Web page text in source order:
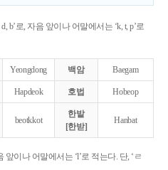
b’로, 자음 앞이나 어말에서는 ‘k, t, p’로
Yeongdong 백암 Baegam
Hapdeok 호법 Hobeop
beotkkot
한밭
[한받]
Hanbat
앞이나 어말에서는 ‘l’로 적는다. 단, ‘ㄹ